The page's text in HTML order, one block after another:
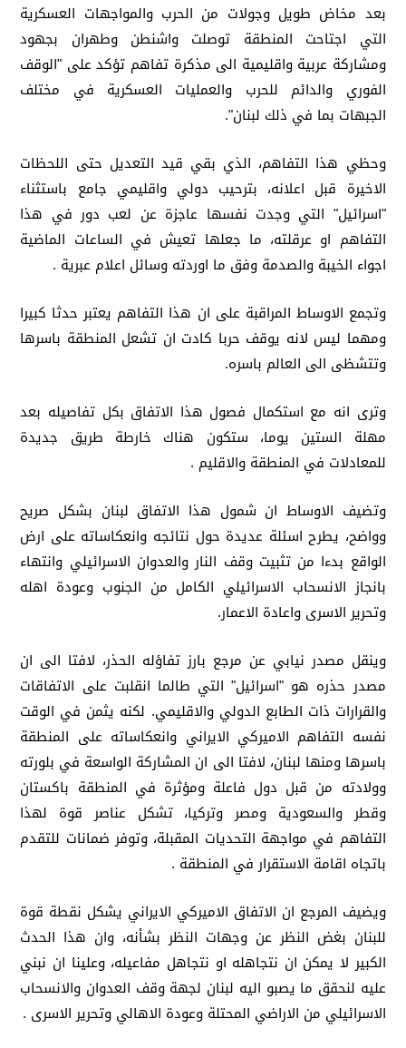
بعد مخاض طويل وجولات من الحرب والمواجهات العسكرية
التي اجتاحت المنطقة توصلت واشنطن وطهران بجهود
ومشاركة عربية واقليمية الى مذكرة تفاهم تؤكد على "الوقف
الفوري والدائم للحرب والعمليات العسكرية في مختلف
الجبهات بما في ذلك لبنان".
وحظي هذا التفاهم، الذي بقي قيد التعديل حتى اللحظات
الاخيرة قبل اعلانه، بترحيب دولي واقليمي جامع باستثناء
"اسرائيل" التي وجدت نفسها عاجزة عن لعب دور في هذا
التفاهم او عرقلته، ما جعلها تعيش في الساعات الماضية
اجواء الخيبة والصدمة وفق ما اوردته وسائل اعلام عبرية .
وتجمع الاوساط المراقبة على ان هذا التفاهم يعتبر حدثا كبيرا
ومهما ليس لانه يوقف حربا كادت ان تشعل المنطقة باسرها
وتتشظى الى العالم باسره.
وترى انه مع استكمال فصول هذا الاتفاق بكل تفاصيله بعد
مهلة الستين يوما، ستكون هناك خارطة طريق جديدة
للمعادلات في المنطقة والاقليم .
وتضيف الاوساط ان شمول هذا الاتفاق لبنان بشكل صريح
وواضح، يطرح اسئلة عديدة حول نتائجه وانعكاساته على ارض
الواقع بدءا من تثبيت وقف النار والعدوان الاسرائيلي وانتهاء
بانجاز الانسحاب الاسرائيلي الكامل من الجنوب وعودة اهله
وتحرير الاسرى واعادة الاعمار.
وينقل مصدر نيابي عن مرجع بارز تفاؤله الحذر، لافتا الى ان
مصدر حذره هو "اسرائيل" التي طالما انقلبت على الاتفاقات
والقرارات ذات الطابع الدولي والاقليمي. لكنه يثمن في الوقت
نفسه التفاهم الاميركي الايراني وانعكاساته على المنطقة
باسرها ومنها لبنان، لافتا الى ان المشاركة الواسعة في بلورته
وولادته من قبل دول فاعلة ومؤثرة في المنطقة باكستان
وقطر والسعودية ومصر وتركيا، تشكل عناصر قوة لهذا
التفاهم في مواجهة التحديات المقبلة، وتوفر ضمانات للتقدم
باتجاه اقامة الاستقرار في المنطقة .
ويضيف المرجع ان الاتفاق الاميركي الايراني يشكل نقطة قوة
للبنان بغض النظر عن وجهات النظر بشأنه، وان هذا الحدث
الكبير لا يمكن ان نتجاهله او نتجاهل مفاعيله، وعلينا ان نبني
عليه لنحقق ما يصبو اليه لبنان لجهة وقف العدوان والانسحاب
الاسرائيلي من الاراضي المحتلة وعودة الاهالي وتحرير الاسرى .